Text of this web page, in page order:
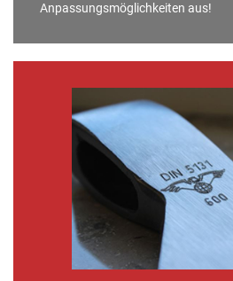
Anpassungsmöglichkeiten aus!